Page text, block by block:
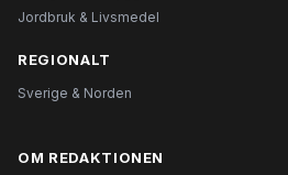
Jordbruk & Livsmedel
REGIONALT
Sverige & Norden
OM REDAKTIONEN